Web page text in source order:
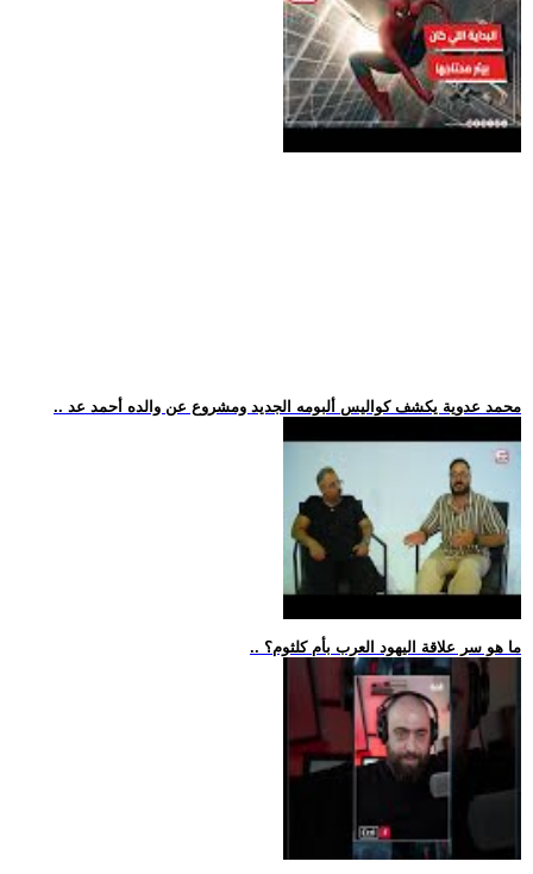
.. محمد عدوية يكشف كواليس ألبومه الجديد ومشروع عن والده أحمد عد
.. ما هو سر علاقة اليهود العرب بأم كلثوم؟